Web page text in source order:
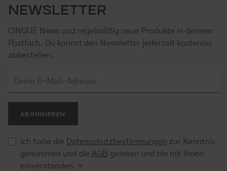
NEWSLETTER
CINQUE News und regelmäßig neue Produkte in deinem
Postfach. Du kannst den Newsletter jederzeit kostenlos
abbestellen.
ABONNIEREN
Ich habe die Datenschutzbestimmungen zur Kenntnis
genommen und die AGB gelesen und bin mit ihnen
einverstanden. *